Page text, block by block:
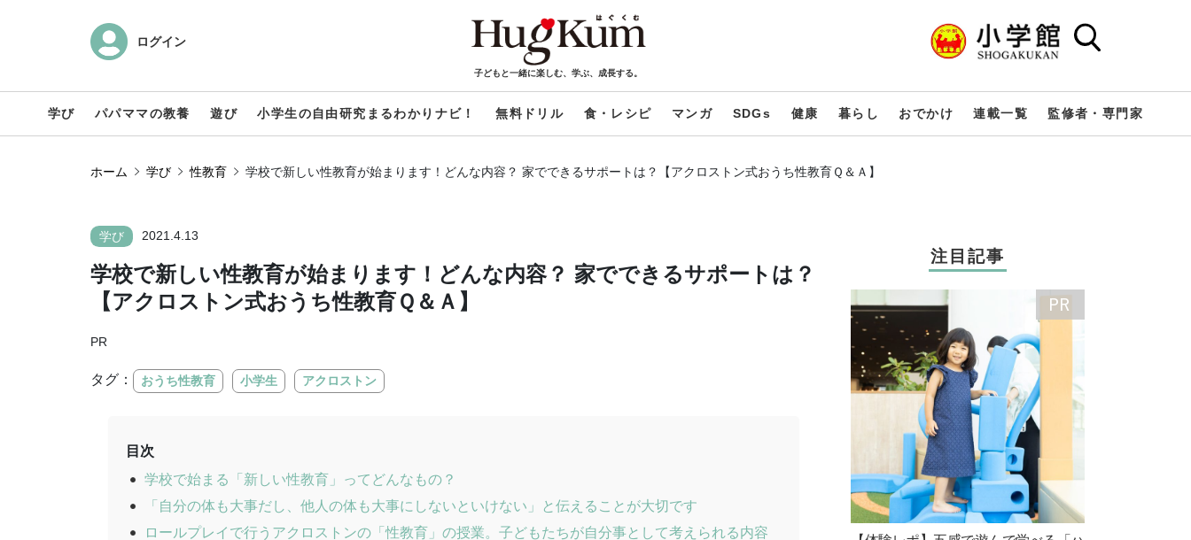
ログイン
子どもと一緒に楽しむ、学ぶ、成長する。
学び パパママの教養 遊び 小学生の自由研究まるわかりナビ！ 無料ドリル 食・レシピ マンガ SDGs 健康 暮らし おでかけ 連載一覧 監修者・専門家
ホーム 学び 性教育 学校で新しい性教育が始まります！どんな内容？ 家でできるサポートは？【アクロストン式おうち性教育Ｑ＆Ａ】
学び 2021.4.13
学校で新しい性教育が始まります！どんな内容？ 家でできるサポートは？
【アクロストン式おうち性教育Ｑ＆Ａ】
PR
タグ： おうち性教育 小学生 アクロストン
目次
学校で始まる「新しい性教育」ってどんなもの？
「自分の体も大事だし、他人の体も大事にしないといけない」と伝えることが大切です
ロールプレイで行うアクロストンの「性教育」の授業。子どもたちが自分事として考えられる内容
注目記事